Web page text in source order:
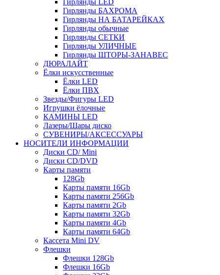
Гирлянды LED
Гирлянды БАХРОМА
Гирлянды НА БАТАРЕЙКАХ
Гирлянды обычные
Гирлянды СЕТКИ
Гирлянды УЛИЧНЫЕ
Гирлянды ШТОРЫ-ЗАНАВЕС
ДЮРАЛАЙТ
Ёлки искусственные
Ёлки LED
Ёлки ПВХ
Звезды/Фигуры LED
Игрушки ёлочные
КАМИНЫ LED
Лазеры/Шары диско
СУВЕНИРЫ/АКСЕССУАРЫ
НОСИТЕЛИ ИНФОРМАЦИИ
Диски CD/ Mini
Диски CD/DVD
Карты памяти
128Gb
Карты памяти 16Gb
Карты памяти 256Gb
Карты памяти 2Gb
Карты памяти 32Gb
Карты памяти 4Gb
Карты памяти 64Gb
Кассета Mini DV
Флешки
Флешки 128Gb
Флешки 16Gb